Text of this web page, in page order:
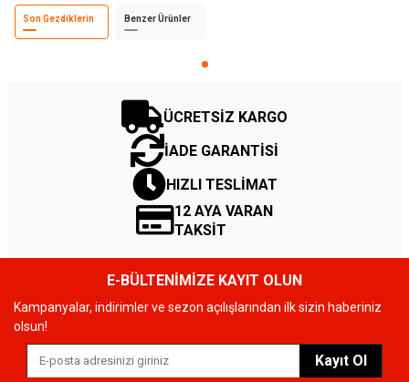
Son Gezdiklerin Benzer Ürünler
ÜCRETSİZ KARGO
İADE GARANTİSİ
HIZLI TESLİMAT
12 AYA VARAN
TAKSİT
E-BÜLTENİMİZE KAYIT OLUN
Kampanyalar, indirimler ve sezon açılışlarından ilk sizin haberiniz
olsun!
Kayıt Ol